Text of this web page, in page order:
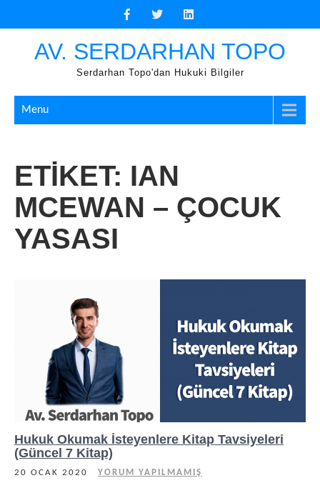
AV. SERDARHAN TOPO
Serdarhan Topo'dan Hukuki Bilgiler
Menu
ETIKET: IAN
MCEWAN – ÇOCUK
YASASI
Hukuk Okumak İsteyenlere Kitap Tavsiyeleri
(Güncel 7 Kitap)
20 OCAK 2020 YORUM YAPILMAMIŞ